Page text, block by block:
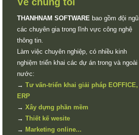
THANHNAM SOFTWARE bao gồm đội ngũ
các chuyên gia trong lĩnh vực công nghệ
thông tin.
Làm việc chuyên nghiệp, có nhiều kinh
nghiệm triển khai các dự án trong và ngoài
nước:
→ Tư vấn-triển khai giải pháp EOFFICE,
ERP
→ Xây dựng phần mềm
→ Thiết kế wesite
→ Marketing online...